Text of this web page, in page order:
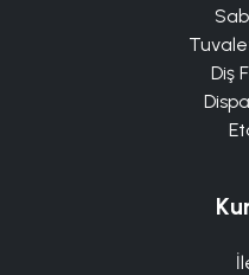
Diş